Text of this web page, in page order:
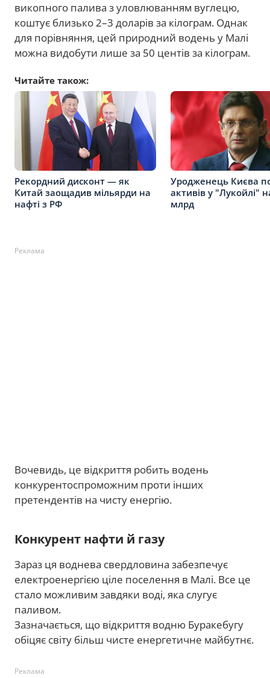
викопного палива з уловлюванням вуглецю,
коштує близько 2–3 доларів за кілограм. Однак
для порівняння, цей природний водень у Малі
можна видобути лише за 50 центів за кілограм.
Читайте також:
Рекордний дисконт — як
Китай заощадив мільярди на
нафті з РФ
Уродженець Києва
активів у "Лукойлі"
млрд
Реклама
Вочевидь, це відкриття робить водень
конкурентоспроможним проти інших
претендентів на чисту енергію.
Конкурент нафти й газу
Зараз ця воднева свердловина забезпечує
електроенергією ціле поселення в Малі. Все це
стало можливим завдяки воді, яка слугує
паливом.
Зазначається, що відкриття водню Буракебугу
обіцяє світу більш чисте енергетичне майбутнє.
Реклама